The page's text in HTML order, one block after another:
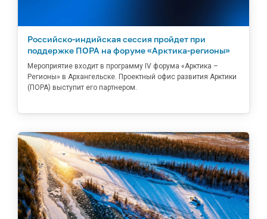
Российско-индийская сессия пройдет при
поддержке ПОРА на форуме «Арктика-регионы»
Мероприятие входит в программу IV форума «Арктика –
Регионы» в Архангельске. Проектный офис развития Арктики
(ПОРА) выступит его партнером.